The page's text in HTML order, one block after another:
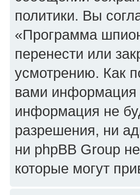
политики. Вы
«Программа
перенести или
усмотрению. Как
вами информация
информация не
разрешения, ни
ни phpBB Group
которые могут